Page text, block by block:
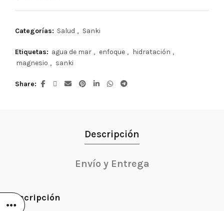
Categorías: Salud , Sanki
Etiquetas: agua de mar , enfoque , hidratación ,
magnesio , sanki
Share
Descripción
Envío y Entrega
Descripción